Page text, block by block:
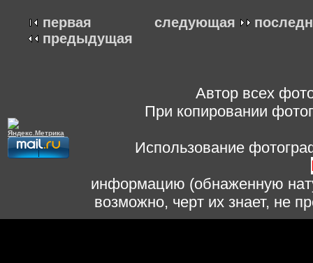
следующая
первая
предыдущая
Автор всех
При копировании
Использование
информацию (обнаженную
возможно, черт их знает, не